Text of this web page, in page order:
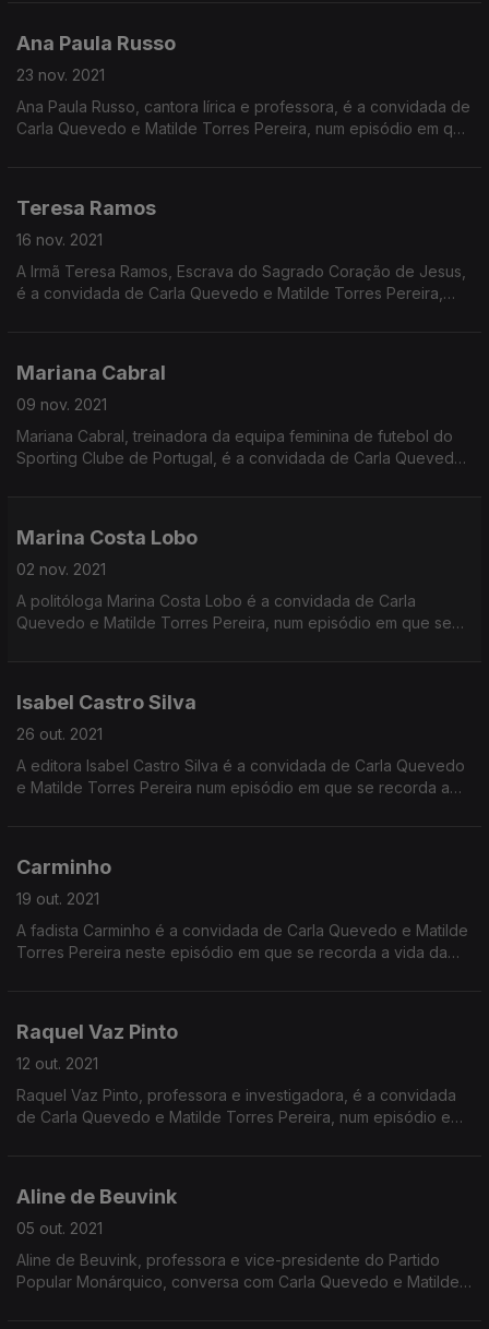
Ana Paula Russo
23 nov. 2021
Ana Paula Russo, cantora lírica e professora, é a convidada de
Carla Quevedo e Matilde Torres Pereira, num episódio em que
Teresa Ramos
16 nov. 2021
A Irmã Teresa Ramos, Escrava do Sagrado Coração de Jesus,
é a convidada de Carla Quevedo e Matilde Torres Pereira,
Mariana Cabral
09 nov. 2021
Mariana Cabral, treinadora da equipa feminina de futebol do
Sporting Clube de Portugal, é a convidada de Carla Quevedo
Marina Costa Lobo
02 nov. 2021
A politóloga Marina Costa Lobo é a convidada de Carla
Quevedo e Matilde Torres Pereira, num episódio em que se
Isabel Castro Silva
26 out. 2021
A editora Isabel Castro Silva é a convidada de Carla Quevedo
e Matilde Torres Pereira num episódio em que se recorda a
Carminho
19 out. 2021
A fadista Carminho é a convidada de Carla Quevedo e Matilde
Torres Pereira neste episódio em que se recorda a vida da
Raquel Vaz Pinto
12 out. 2021
Raquel Vaz Pinto, professora e investigadora, é a convidada
de Carla Quevedo e Matilde Torres Pereira, num episódio em
Aline de Beuvink
05 out. 2021
Aline de Beuvink, professora e vice-presidente do Partido
Popular Monárquico, conversa com Carla Quevedo e Matilde